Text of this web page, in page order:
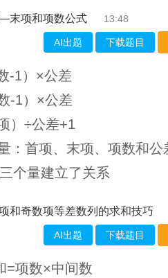
末项和项数公式 13:48
AI出题 下载题目
-1）×公差
-1）×公差
）÷公差+1
：首项、末项、项数和公
个量建立了关系
和奇数项等差数列的求和技巧
AI出题 下载题目
=项数×中间数